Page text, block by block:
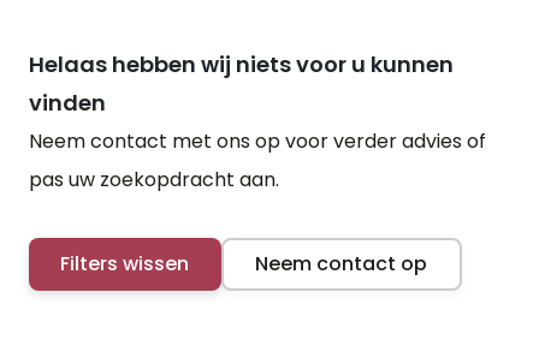
Helaas hebben wij niets voor u kunnen
vinden
Neem contact met ons op voor verder advies of
pas uw zoekopdracht aan.
Filters wissen Neem contact op